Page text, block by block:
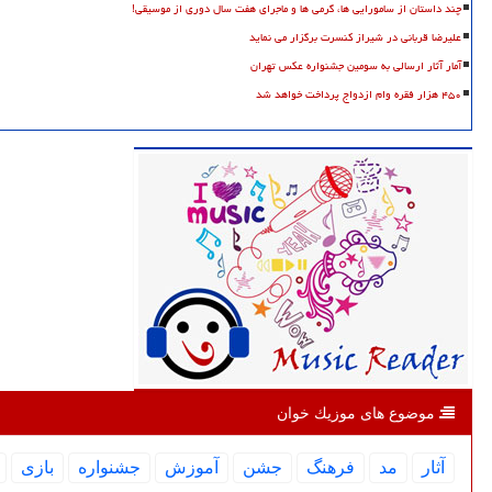
چند داستان از سامورایی ها، گرمی ها و ماجرای هفت سال دوری از موسیقی!
علیرضا قربانی در شیراز کنسرت برگزار می نماید
آمار آثار ارسالی به سومین جشنواره عکس تهران
۴۵۰ هزار فقره وام ازدواج پرداخت خواهد شد
موضوع های موزیك خوان
آثار مد فرهنگ جشن آموزش جشنواره بازی